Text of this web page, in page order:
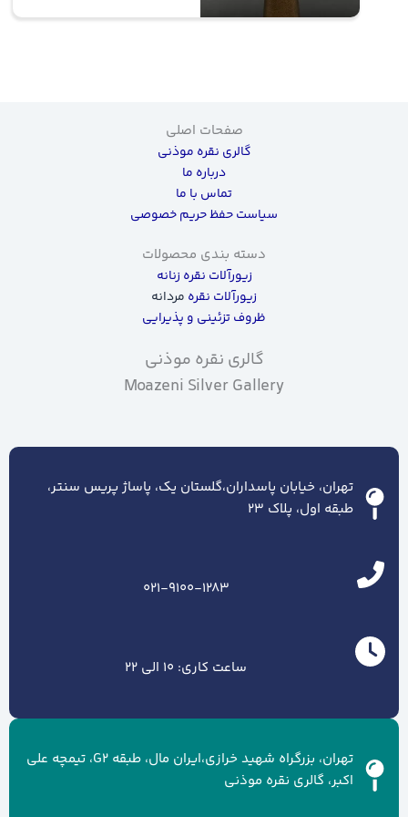
صفحات اصلی
گالری نقره موذنی
درباره ما
تماس با ما
سیاست حفظ حریم خصوصی
دسته بندی محصولات
زیورآلات نقره زنانه
زیورآلات نقره مردانه
ظروف تزئینی و پذیرایی
گالری نقره موذنی
Moazeni Silver Gallery
تهران، خیابان پاسداران،گلستان یک، پاساژ پریس سنتر،
طبقه اول، پلاک ۲۳
021-9100-1283
ساعت کاری: 10 الی 22
تهران، بزرگراه شهید خرازی،ایران مال، طبقه G2، تیمچه علی
اکبر، گالری نقره موذنی